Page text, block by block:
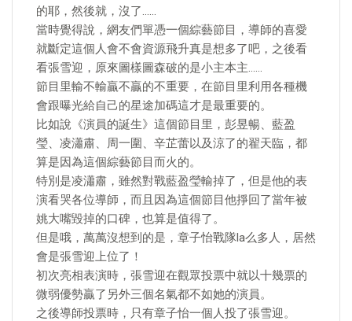
的耶，然後就，沒了……
當時覺得說，網友們單憑一個綜藝節目，導師的喜愛
就斷定這個人會不會資源飛升真是想多了吧，之後看
看張雪迎，原來圖樣圖森破的是小主本主……
節目里輸不輸贏不贏的不重要，在節目里利用各種機
會跟曝光給自己的星途加碼這才是最重要的。
比如說《演員的誕生》這個節目里，彭昱暢、藍盈
瑩、凌瀟肅、周一圍、辛芷蕾以及涼了的翟天臨，都
算是因為這個綜藝節目而火的。
特別是凌瀟肅，雖然對戰藍盈瑩輸掉了，但是他的表
演看哭各位導師，而且因為這個節目他掙回了當年被
姚大嘴毀掉的口碑，也算是值得了。
但是哦，萬萬沒想到的是，章子怡戰隊la么多人，居然
會是張雪迎上位了！
初次亮相表演時，張雪迎在觀眾投票中就以十幾票的
微弱優勢贏了另外三個名氣都不如她的演員。
之後導師投票時，只有章子怡一個人投了張雪迎。